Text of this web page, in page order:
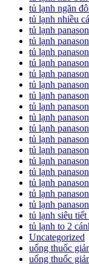
tủ lạnh ngăn
tủ lạnh nhiều
tủ lạnh
tủ lạnh
tủ lạnh
tủ lạnh
tủ lạnh
tủ lạnh
tủ lạnh
tủ lạnh
tủ lạnh
tủ lạnh
tủ lạnh
tủ lạnh
tủ lạnh
tủ lạnh
tủ lạnh
tủ lạnh
tủ lạnh
tủ lạnh siêu
tủ lạnh to 2
Uncategorized
uống thuốc
uống thuốc